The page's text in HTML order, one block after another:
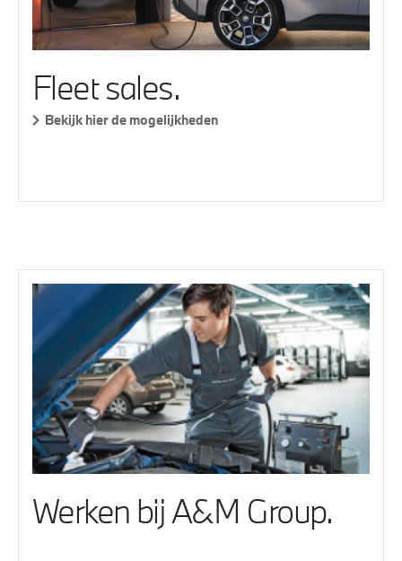
Fleet sales.
Bekijk hier de mogelijkheden
Werken bij A&M Group.